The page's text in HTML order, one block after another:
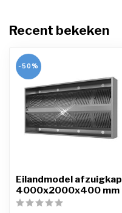
Recent bekeken
-50%
Eilandmodel afzuigkap
4000x2000x400 mm